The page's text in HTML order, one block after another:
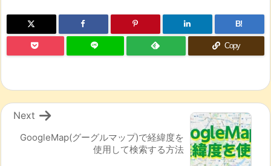
B!
Copy
GoogleMap(グーグルマップ)で経緯度を
使用して検索する方法
Next